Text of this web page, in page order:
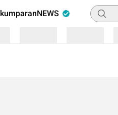
kumparanNEWS